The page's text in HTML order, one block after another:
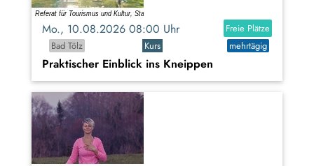
Mo., 10.08.2026 08:00 Uhr
Freie Plätze
Bad Tölz
Kurs mehrtägig
Praktischer Einblick ins Kneippen